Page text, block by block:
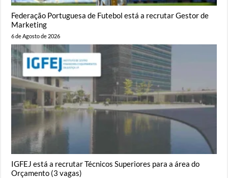
Federação Portuguesa de Futebol está a recrutar Gestor de
Marketing
6 de Agosto de 2026
IGFEJ está a recrutar Técnicos Superiores para a área do
Orçamento (3 vagas)